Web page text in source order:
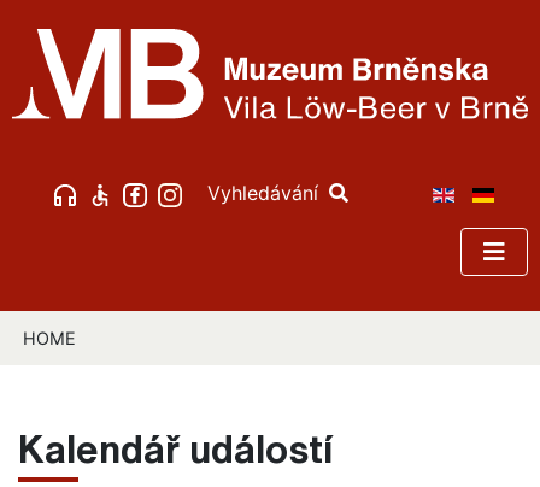
Vyhledávání
HOME
Kalendář událostí